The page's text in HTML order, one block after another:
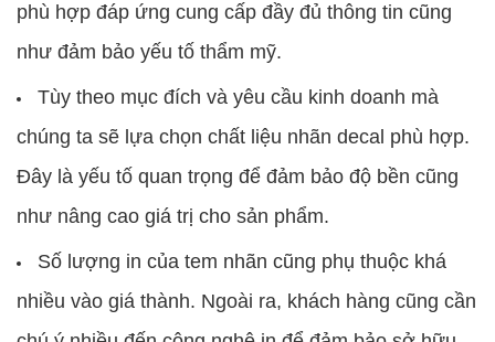
phù hợp đáp ứng cung cấp đầy đủ thông tin cũng
như đảm bảo yếu tố thẩm mỹ.
Tùy theo mục đích và yêu cầu kinh doanh mà
chúng ta sẽ lựa chọn chất liệu nhãn decal phù hợp.
Đây là yếu tố quan trọng để đảm bảo độ bền cũng
như nâng cao giá trị cho sản phẩm.
Số lượng in của tem nhãn cũng phụ thuộc khá
nhiều vào giá thành. Ngoài ra, khách hàng cũng cần